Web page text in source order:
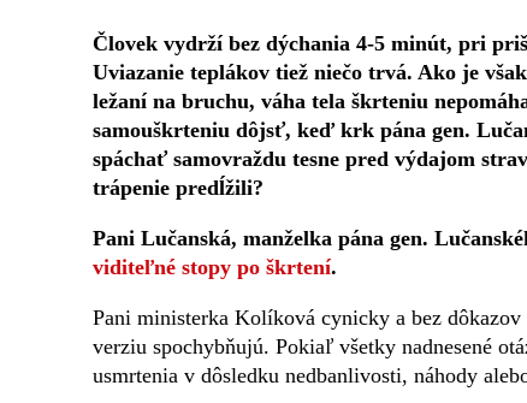
Človek vydrží bez dýchania 4-5 minút, pri
Uviazanie teplákov tiež niečo trvá. Ako je
ležaní na bruchu, váha tela škrteniu
samouškrteniu dôjsť, keď krk pána gen.
spáchať samovraždu tesne pred výdajom
trápenie predĺžili?
Pani Lučanská, manželka pána gen.
viditeľné stopy po škrtení.
Pani ministerka Kolíková cynicky a bez
verziu spochybňujú. Pokiaľ všetky nadnesené
usmrtenia v dôsledku nedbanlivosti, náhody